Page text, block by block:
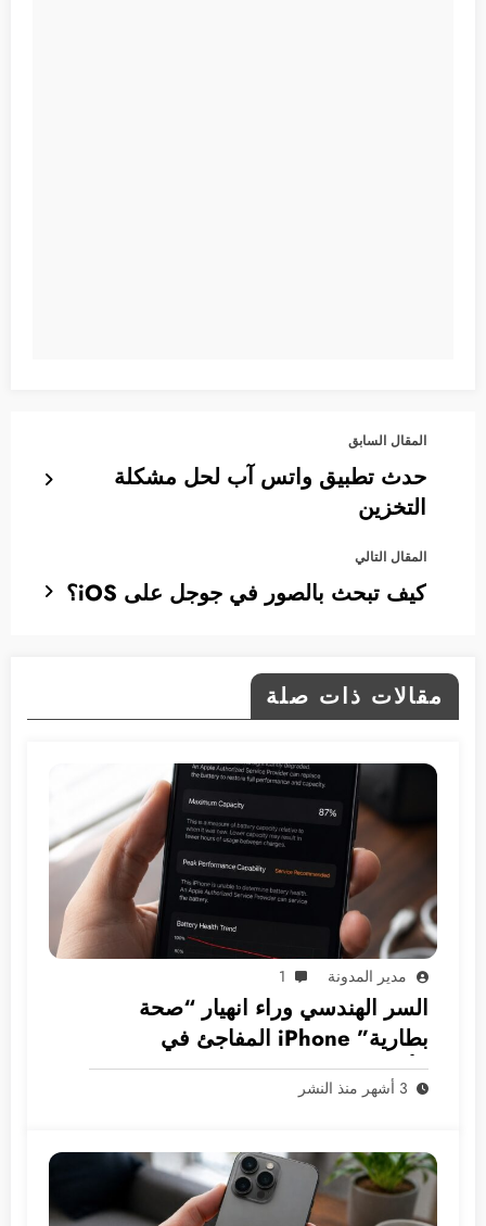
المقال السابق
حدث تطبيق واتس آب لحل مشكلة
التخزين
المقال التالي
كيف تبحث بالصور في جوجل على iOS؟
مقالات ذات صلة
مدير المدونة 1
السر الهندسي وراء انهيار “صحة
بطارية” iPhone المفاجئ في
الأسواق العربية
3 أشهر منذ النشر